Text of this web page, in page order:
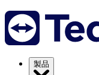
製品